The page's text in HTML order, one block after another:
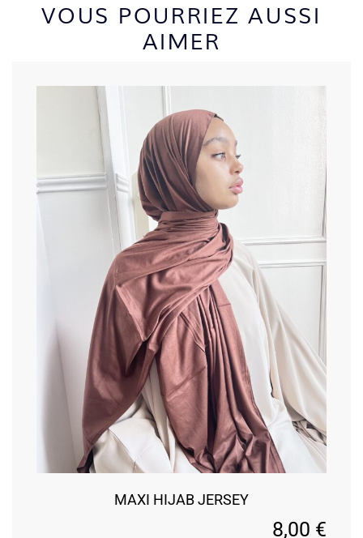
VOUS POURRIEZ AUSSI
AIMER
MAXI HIJAB JERSEY
8,00 €